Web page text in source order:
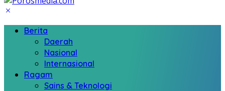
Berita
Daerah
Nasional
Internasional
Ragam
Sains & Teknologi